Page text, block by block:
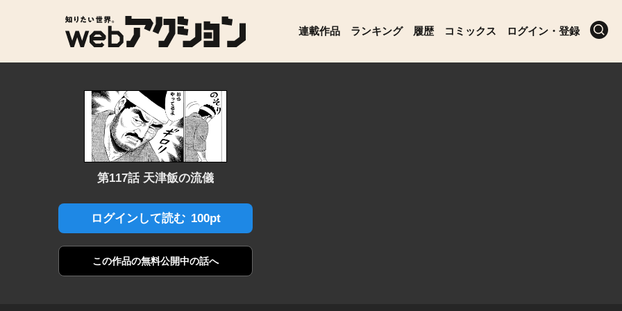
連載作品 ランキング 履歴 コミックス ログイン・登録
第117話 天津飯の流儀
ログインして読む 100pt
この作品の無料公開中の話へ